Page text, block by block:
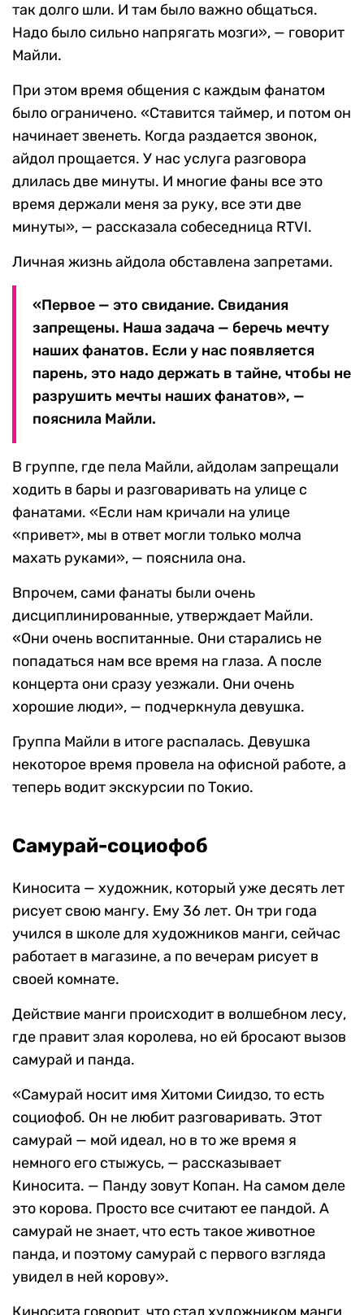
так долго шли. И там было важно общаться.
Надо было сильно напрягать мозги», — говорит
Майли.
При этом время общения с каждым фанатом
было ограничено. «Ставится таймер, и потом он
начинает звенеть. Когда раздается звонок,
айдол прощается. У нас услуга разговора
длилась две минуты. И многие фаны все это
время держали меня за руку, все эти две
минуты», — рассказала собеседница RTVI.
Личная жизнь айдола обставлена запретами.
«Первое — это свидание. Свидания
запрещены. Наша задача — беречь мечту
наших фанатов. Если у нас появляется
парень, это надо держать в тайне, чтобы не
разрушить мечты наших фанатов», —
пояснила Майли.
В группе, где пела Майли, айдолам запрещали
ходить в бары и разговаривать на улице с
фанатами. «Если нам кричали на улице
«привет», мы в ответ могли только молча
махать руками», — пояснила она.
Впрочем, сами фанаты были очень
дисциплинированные, утверждает Майли.
«Они очень воспитанные. Они старались не
попадаться нам все время на глаза. А после
концерта они сразу уезжали. Они очень
хорошие люди», — подчеркнула девушка.
Группа Майли в итоге распалась. Девушка
некоторое время провела на офисной работе, а
теперь водит экскурсии по Токио.
Самурай-социофоб
Киносита — художник, который уже десять лет
рисует свою мангу. Ему 36 лет. Он три года
учился в школе для художников манги, сейчас
работает в магазине, а по вечерам рисует в
своей комнате.
Действие манги происходит в волшебном лесу,
где правит злая королева, но ей бросают вызов
самурай и панда.
«Самурай носит имя Хитоми Сиидзо, то есть
социофоб. Он не любит разговаривать. Этот
самурай — мой идеал, но в то же время я
немного его стыжусь, — рассказывает
Киносита. — Панду зовут Копан. На самом деле
это корова. Просто все считают ее пандой. А
самурай не знает, что есть такое животное
панда, и поэтому самурай с первого взгляда
увидел в ней корову».